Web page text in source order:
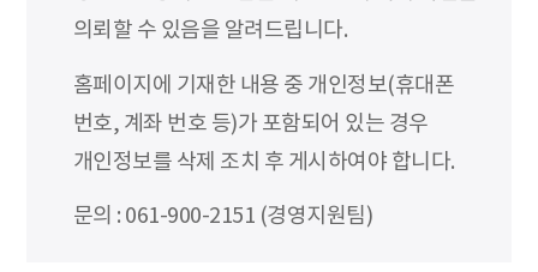
의뢰할 수 있음을 알려드립니다.
홈페이지에 기재한 내용 중 개인정보(휴대폰
번호, 계좌 번호 등)가 포함되어 있는 경우
개인정보를 삭제 조치 후 게시하여야 합니다.
문의 : 061-900-2151 (경영지원팀)